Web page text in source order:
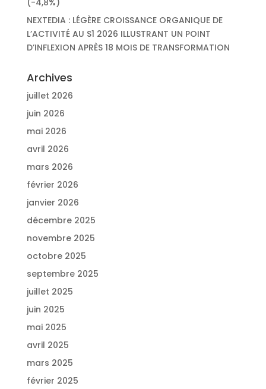
(-4,8%)
NEXTEDIA : LÉGÈRE CROISSANCE ORGANIQUE DE
L’ACTIVITÉ AU S1 2026 ILLUSTRANT UN POINT
D’INFLEXION APRÈS 18 MOIS DE TRANSFORMATION
Archives
juillet 2026
juin 2026
mai 2026
avril 2026
mars 2026
février 2026
janvier 2026
décembre 2025
novembre 2025
octobre 2025
septembre 2025
juillet 2025
juin 2025
mai 2025
avril 2025
mars 2025
février 2025